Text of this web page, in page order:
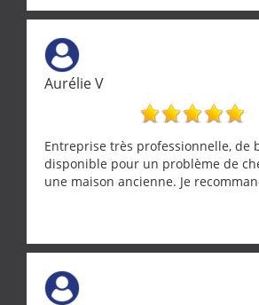
Une équipe sérieuse, réactive et
vraiment rassurant de pouvoir
artisans aussi professionnels. Merci
Aurélie V
Entreprise très professionnelle, de
disponible pour un problème de
une maison ancienne. Je